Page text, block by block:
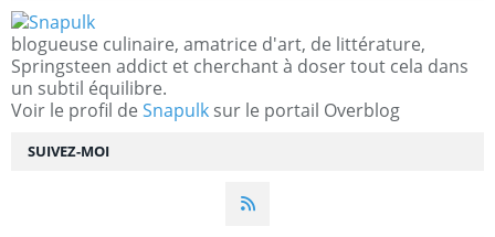
SUIVEZ-MOI
blogueuse culinaire, amatrice d'art, de littérature,
Springsteen addict et cherchant à doser tout cela dans
un subtil équilibre.
Voir le profil de Snapulk sur le portail Overblog